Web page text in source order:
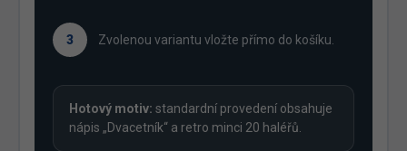
3 Zvolenou variantu vložte přímo do košíku.
Hotový motiv: standardní provedení obsahuje
nápis „Dvacetník“ a retro minci 20 haléřů.